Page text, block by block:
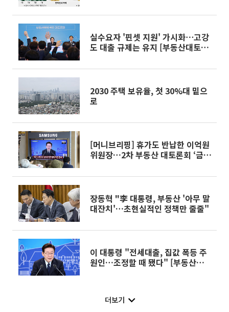
실수요자 '핀셋 지원' 가시화⋯고강
도 대출 규제는 유지 [부동산대토론
2030 주택 보유율, 첫 30%대 밑으
로
[머니브리핑] 휴가도 반납한 이억원
위원장…2차 부동산 대토론회 ‘금융
장동혁 "李 대통령, 부동산 '아무 말
대잔치'…초현실적인 정책만 줄줄"
이 대통령 "전세대출, 집값 폭등 주
원인…조정할 때 됐다" [부동산대토
더보기